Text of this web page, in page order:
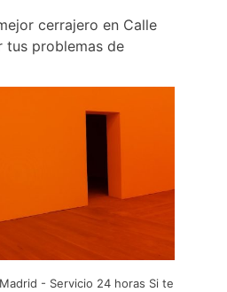
cerrajero en Calle
tus problemas de
- Servicio 24 horas Si te